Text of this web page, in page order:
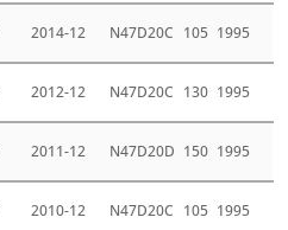
2014-12 N47D20C 105 1995
2012-12 N47D20C 130 1995
2011-12 N47D20D 150 1995
2010-12 N47D20C 105 1995